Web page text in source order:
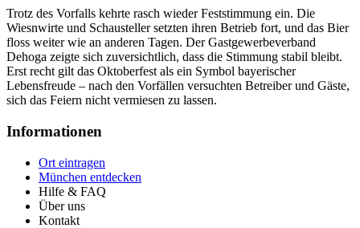
Trotz des Vorfalls kehrte rasch wieder Feststimmung ein. Die
Wiesnwirte und Schausteller setzten ihren Betrieb fort, und das Bier
floss weiter wie an anderen Tagen. Der Gastgewerbeverband
Dehoga zeigte sich zuversichtlich, dass die Stimmung stabil bleibt.
Erst recht gilt das Oktoberfest als ein Symbol bayerischer
Lebensfreude – nach den Vorfällen versuchten Betreiber und Gäste,
sich das Feiern nicht vermiesen zu lassen.
Informationen
Ort eintragen
München entdecken
Hilfe & FAQ
Über uns
Kontakt